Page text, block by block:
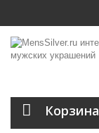
Корзина